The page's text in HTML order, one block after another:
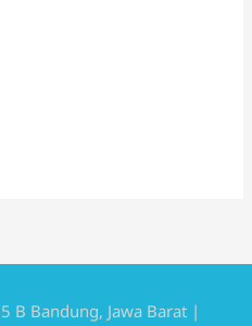
B Bandung, Jawa Barat |